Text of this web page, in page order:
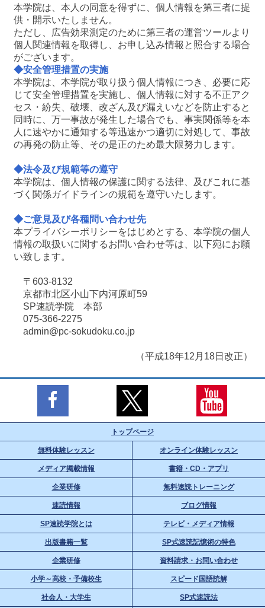
本学院は、本人の同意を得ずに、個人情報を第三者に提
供・開示いたしません。
ただし、広告効果測定のために第三者の運営ツールより
個人関連情報を取得し、お申し込み情報と照合する場合
がございます。
◆安全管理措置の実施
本学院は、本学院が取り扱う個人情報につき、必要に応
じて安全管理措置を実施し、個人情報に対する不正アク
セス・紛失、破壊、改ざん及び漏えいなどを防止すると
同時に、万一事故が発生した場合でも、事実関係等を本
人に速やかに通知する等迅速かつ適切に対処して、事故
の再発の防止等、その是正のため最大限努力します。
◆法令及び規範等の遵守
本学院は、個人情報の保護に関する法律、及びこれに基
づく関係ガイドラインの規範を遵守いたします。
◆ご意見及び各種問い合わせ先
本プライバシーポリシーをはじめとする、本学院の個人
情報の取扱いに関するお問い合わせ等は、以下宛にお願
い致します。
〒603-8132
京都市北区小山下内河原町59
SP速読学院 本部
075-366-2275
admin@pc-sokudoku.co.jp
（平成18年12月18日改正）
トップページ
無料体験レッスン オンライン体験レッスン
メディア掲載情報 書籍・CD・アプリ
企業研修 無料速読トレーニング
速読情報 ブログ情報
SP速読学院とは テレビ・メディア情報
出版書籍一覧 SP式速読記憶術の特色
企業研修 資料請求・お問い合わせ
小学～高校・予備校生 スピード国語読解
社会人・大学生 SP式速読法